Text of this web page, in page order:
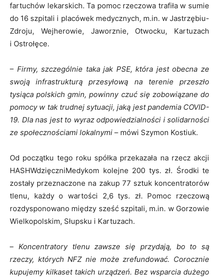
fartuchów lekarskich. Ta pomoc rzeczowa trafiła w sumie
do 16 szpitali i placówek medycznych, m.in. w Jastrzębiu-
Zdroju, Wejherowie, Jaworznie, Otwocku, Kartuzach
i Ostrołęce.
– Firmy, szczególnie taka jak PSE, która jest obecna ze
swoją infrastrukturą przesyłową na terenie przeszło
tysiąca polskich gmin, powinny czuć się zobowiązane do
pomocy w tak trudnej sytuacji, jaką jest pandemia COVID-
19. Dla nas jest to wyraz odpowiedzialności i solidarności
ze społecznościami lokalnymi – mówi Szymon Kostiuk.
Od początku tego roku spółka przekazała na rzecz akcji
HASHWdzięczniMedykom kolejne 200 tys. zł. Środki te
zostały przeznaczone na zakup 77 sztuk koncentratorów
tlenu, każdy o wartości 2,6 tys. zł. Pomoc rzeczową
rozdysponowano między sześć szpitali, m.in. w Gorzowie
Wielkopolskim, Słupsku i Kartuzach.
– Koncentratory tlenu zawsze się przydają, bo to są
rzeczy, których NFZ nie może zrefundować. Corocznie
kupujemy kilkaset takich urządzeń. Bez wsparcia dużego